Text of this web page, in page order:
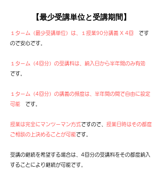
【最少受講単位と受講期間】
１ターム（最少受講単位）は、１授業90分講義 X 4回 です
ので安心です。​
１ターム（4回分）の受講料は、納入日から半年間のみ有効
です。
１ターム（4回分）の講義の頻度は、半年間の間で自由に設定
可能 です。
授業は完全にマンツーマン方式ですので、 授業日時はその都度
ご相談の上決めることが可能です。
受講の継続を希望する場合は、4回分の受講料をその都度納入
することにより継続が可能です。